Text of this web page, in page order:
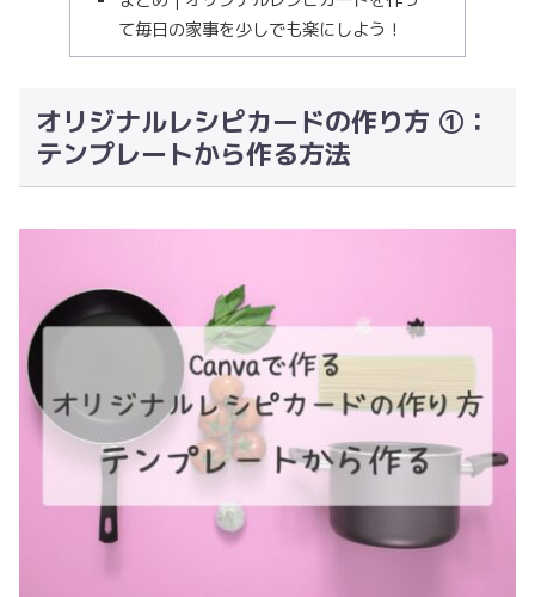
て毎日の家事を少しでも楽にしよう！
オリジナルレシピカードの作り方 ①：
テンプレートから作る方法